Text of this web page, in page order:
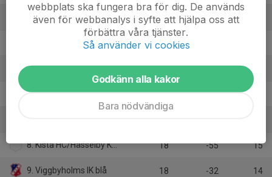
3. Sollentuna HC vit 18 18
4. Wings HC Arlanda 18
5. Almtuna IS 18 18
6. AIK svart 18 1
8. Kista HC/Hässelby Kälvesta HC 18 -55 15
9. Viggbyholms IK blå 18 -32 14
webbplats ska fungera bra för dig. De används
även för webbanalys i syfte att hjälpa oss att
förbättra våra tjänster.
Så använder vi cookies
Godkänn alla kakor
Bara nödvändiga